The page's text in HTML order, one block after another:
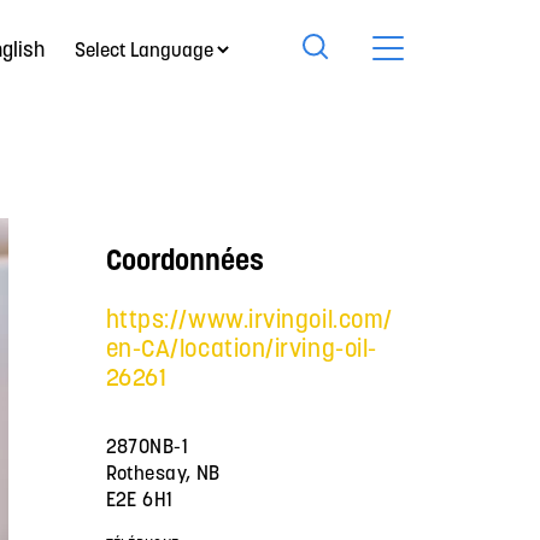
Coordonnées
https://www.irvingoil.com/
en-CA/location/irving-oil-
26261
2870NB-1
Rothesay, NB
E2E 6H1